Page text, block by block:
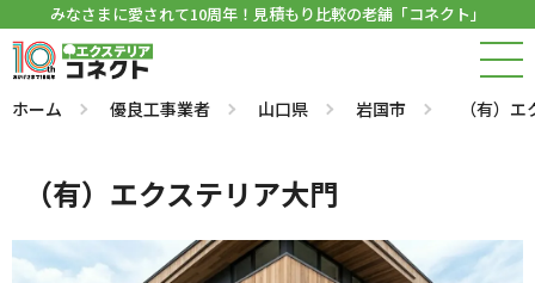
みなさまに愛されて10周年！見積もり比較の老舗「コネクト」
ホーム 優良工事業者 山口県 岩国市 （有）
（有）エクステリア大門